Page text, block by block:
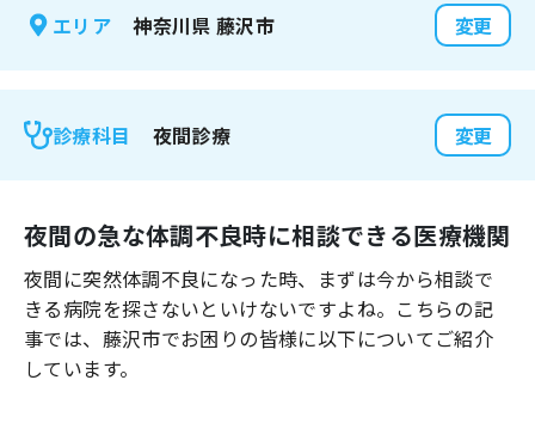
感染症
よくあるご質問
エリア 神奈川県 藤沢市 変更
診療科目 夜間診療 変更
夜間の急な体調不良時に相談できる医療機関
夜間に突然体調不良になった時、まずは今から相談で
きる病院を探さないといけないですよね。こちらの記
事では、 藤沢市でお困りの皆様に以下についてご紹介
しています。